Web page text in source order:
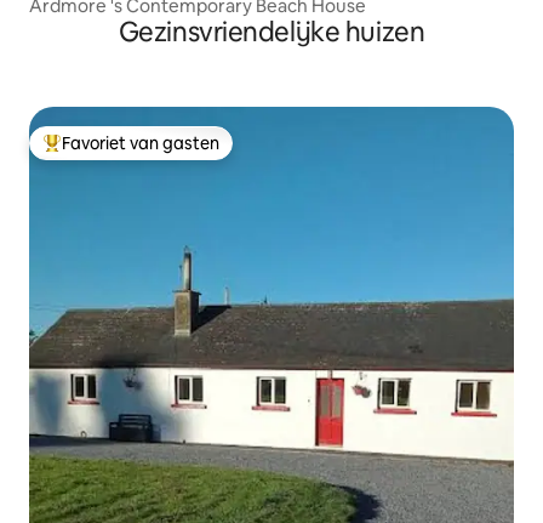
Ardmore 's Contemporary Beach House
Gezinsvriendelijke huizen
Topfavoriet van gasten
Favoriet van gasten